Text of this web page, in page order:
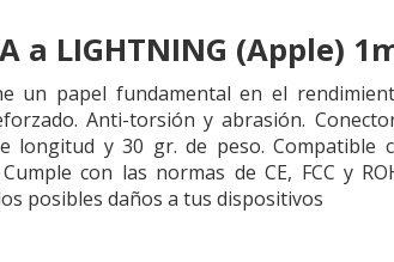
a LIGHTNING (Apple)
un papel fundamental en el
Anti-torsión y abrasión.
longitud y 30 gr. de peso.
con las normas de CE, FCC y
posibles daños a tus dispositivos